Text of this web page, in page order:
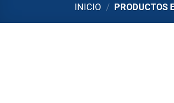
INICIO / PRODUCTOS